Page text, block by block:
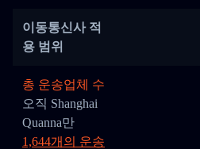
이동통신사 적
용 범위
총 운송업체 수
오직 Shanghai
Quanna만
1,644개의 운송